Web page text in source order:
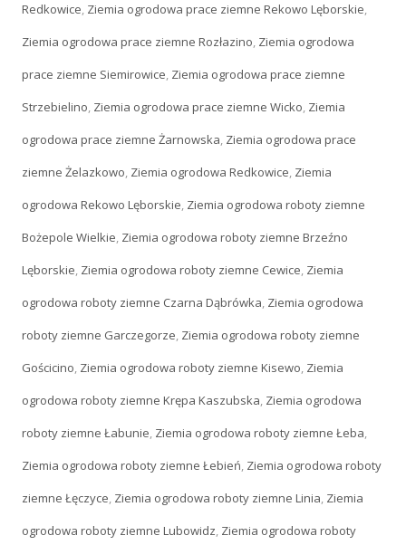
Redkowice, Ziemia ogrodowa prace ziemne Rekowo Lęborskie,
Ziemia ogrodowa prace ziemne Rozłazino, Ziemia ogrodowa
prace ziemne Siemirowice, Ziemia ogrodowa prace ziemne
Strzebielino, Ziemia ogrodowa prace ziemne Wicko, Ziemia
ogrodowa prace ziemne Żarnowska, Ziemia ogrodowa prace
ziemne Żelazkowo, Ziemia ogrodowa Redkowice, Ziemia
ogrodowa Rekowo Lęborskie, Ziemia ogrodowa roboty ziemne
Bożepole Wielkie, Ziemia ogrodowa roboty ziemne Brzeźno
Lęborskie, Ziemia ogrodowa roboty ziemne Cewice, Ziemia
ogrodowa roboty ziemne Czarna Dąbrówka, Ziemia ogrodowa
roboty ziemne Garczegorze, Ziemia ogrodowa roboty ziemne
Gościcino, Ziemia ogrodowa roboty ziemne Kisewo, Ziemia
ogrodowa roboty ziemne Krępa Kaszubska, Ziemia ogrodowa
roboty ziemne Łabunie, Ziemia ogrodowa roboty ziemne Łeba,
Ziemia ogrodowa roboty ziemne Łebień, Ziemia ogrodowa roboty
ziemne Łęczyce, Ziemia ogrodowa roboty ziemne Linia, Ziemia
ogrodowa roboty ziemne Lubowidz, Ziemia ogrodowa roboty